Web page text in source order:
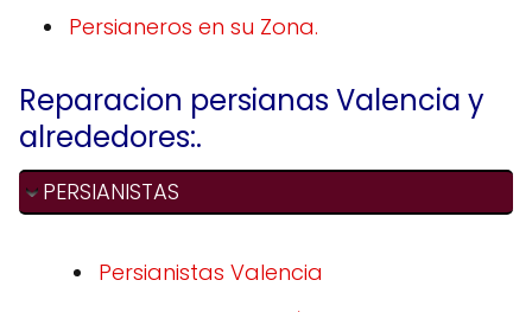
Persianeros en su Zona.
Reparacion persianas Valencia y
alrededores:.
PERSIANISTAS
Persianistas Valencia